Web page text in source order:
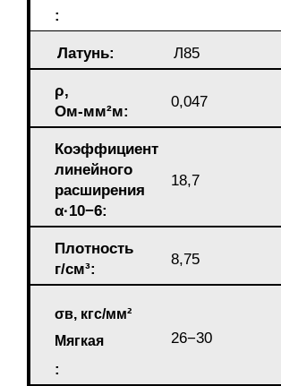
:
Латунь: Л85
ρ,
Ом-мм²м:
0,047
Коэффициент
линейного
расширения
α·10−6:
18,7
Плотность
г/см³:
8,75
σв, кгс/мм²
Мягкая
:
26−30